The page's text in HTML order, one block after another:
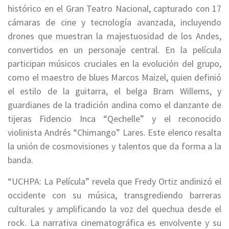
histórico en el Gran Teatro Nacional, capturado con 17
cámaras de cine y tecnología avanzada, incluyendo
drones que muestran la majestuosidad de los Andes,
convertidos en un personaje central. En la película
participan músicos cruciales en la evolución del grupo,
como el maestro de blues Marcos Maizel, quien definió
el estilo de la guitarra, el belga Bram Willems, y
guardianes de la tradición andina como el danzante de
tijeras Fidencio Inca “Qechelle” y el reconocido
violinista Andrés “Chimango” Lares. Este elenco resalta
la unión de cosmovisiones y talentos que da forma a la
banda.
“UCHPA: La Película” revela que Fredy Ortiz andinizó el
occidente con su música, transgrediendo barreras
culturales y amplificando la voz del quechua desde el
rock. La narrativa cinematográfica es envolvente y su